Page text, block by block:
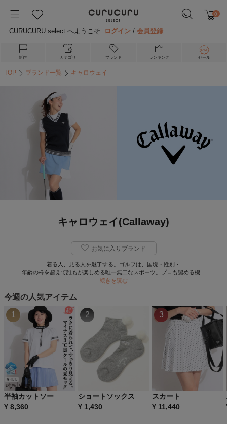
0
CURUCURU select へようこそ ログイン /会員登録
新作 カテゴリ ブランド ランキング セール
TOP ブランド一覧 キャロウェイ
キャロウェイ(Callaway)
お気に入りブランド
着る人、見る人を魅了する。ゴルフは、国境・性別・
年齢の枠を超えて誰もが楽しめる唯一無二なスポーツ。プロも認める機…
続きを読む
今週の人気アイテム
半袖カットソー
¥ 8,360
1
ショートソックス
¥ 1,430
2
スカート
¥ 11,440
3